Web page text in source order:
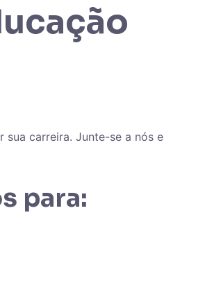
sua carreira. Junte-se a nós e
para: